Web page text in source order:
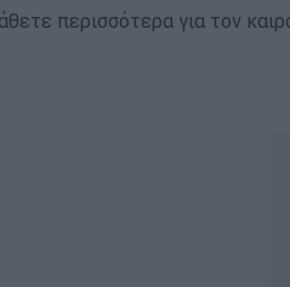
περισσότερα για τον